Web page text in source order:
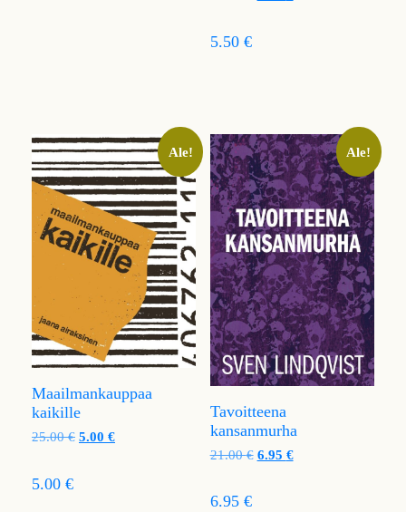
5.50 €
Ale!
Maailmankauppaa
kaikille
25.00€ 5.00 €
5.00 €
Ale!
Tavoitteena
kansanmurha
21.00€ 6.95 €
6.95 €